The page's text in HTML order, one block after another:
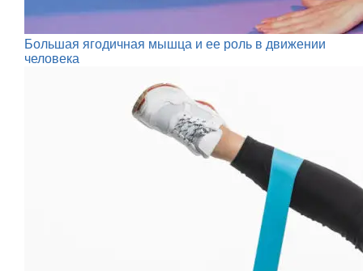
Большая ягодичная мышца и ее роль в движении
человека